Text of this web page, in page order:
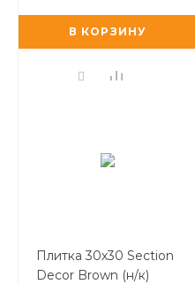
В КОРЗИНУ
Плитка 30х30 Section
Decor Brown (н/к)